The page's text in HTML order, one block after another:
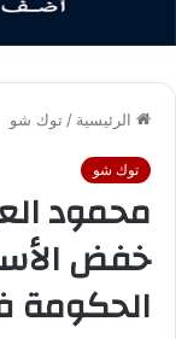
الرئيسية / توك شو
توك شو
محمود
خفض
الحكومة